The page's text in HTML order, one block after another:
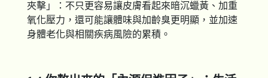
夾擊」：不只更容易讓皮膚看起來暗沉蠟黃、加重
氧化壓力，還可能讓體味與加齡臭更明顯，並加速
身體老化與相關疾病風險的累積。